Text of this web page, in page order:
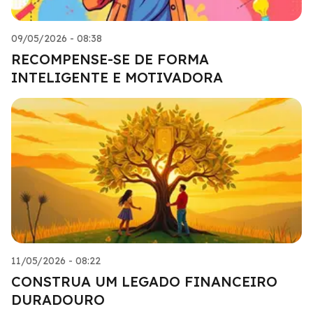
09/05/2026 - 08:38
RECOMPENSE-SE DE FORMA
INTELIGENTE E MOTIVADORA
11/05/2026 - 08:22
CONSTRUA UM LEGADO FINANCEIRO
DURADOURO